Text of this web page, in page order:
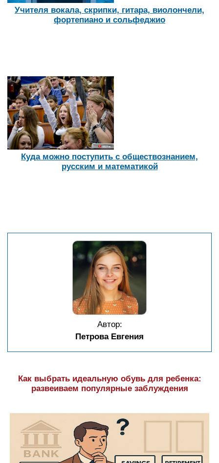
Учителя вокала, скрипки, гитара, виолончели,
фортепиано и сольфеджио
Куда можно поступить с обществознанием,
русским и математикой
Автор:
Петрова Евгения
Как выбрать идеальную обувь для ребенка:
развеиваем популярные заблуждения